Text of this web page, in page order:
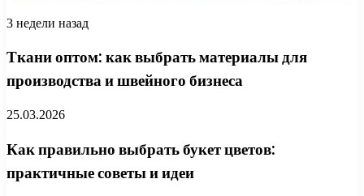
3 недели назад
Ткани оптом: как выбрать материалы для
производства и швейного бизнеса
25.03.2026
Как правильно выбрать букет цветов:
практичные советы и идеи